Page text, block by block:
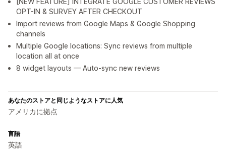
OPT-IN & SURVEY AFTER CHECKOUT
Import reviews from Google Maps & Google Shopping
channels
Multiple Google locations: Sync reviews from multiple
location all at once
8 widget layouts — Auto-sync new reviews
あなたのストアと同じようなストアに人気
アメリカに拠点
言語
英語